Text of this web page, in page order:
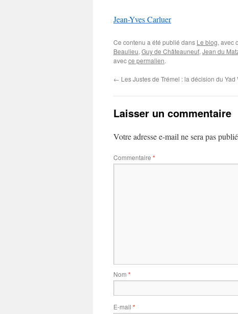
Jean-Yves Carluer
Ce contenu a été publié dans Le blog, avec
Beaulieu, Guy de Châteauneuf, Jean du
avecce permalien.
← Les Justes de Trémel : la décision du Yad
Laisser un commentaire
Votre adresse e-mail ne sera pas
Commentaire *
Nom *
E-mail *